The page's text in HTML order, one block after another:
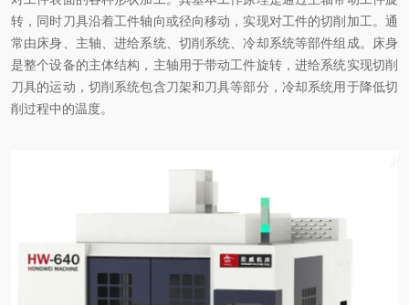
转，同时刀具沿着工件轴向或径向移动，实现对工件的切削加工。通
常由床身、主轴、进给系统、切削系统、冷却系统等部件组成。床身
是整个设备的主体结构，主轴用于带动工件旋转，进给系统实现切削
刀具的运动，切削系统包含刀架和刀具等部分，冷却系统用于降低切
削过程中的温度。